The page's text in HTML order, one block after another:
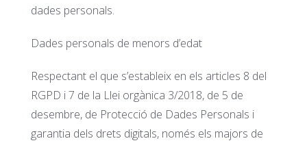
dades personals.
Dades personals de menors d’edat
Respectant el que s’estableix en els articles 8 del
RGPD i 7 de la Llei orgànica 3/2018, de 5 de
desembre, de Protecció de Dades Personals i
garantia dels drets digitals, només els majors de